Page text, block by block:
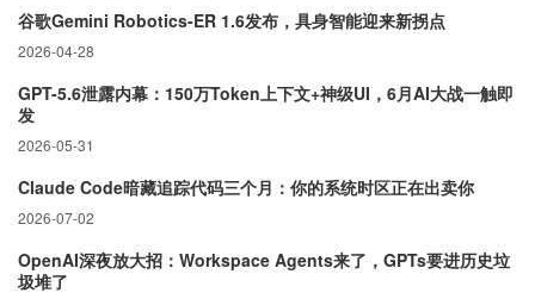
谷歌Gemini Robotics-ER 1.6发布，具身智能迎来新拐点
2026-04-28
GPT-5.6泄露内幕：150万Token上下文+神级UI，6月AI大战一触即
发
2026-05-31
Claude Code暗藏追踪代码三个月：你的系统时区正在出卖你
2026-07-02
OpenAI深夜放大招：Workspace Agents来了，GPTs要进历史垃
圾堆了